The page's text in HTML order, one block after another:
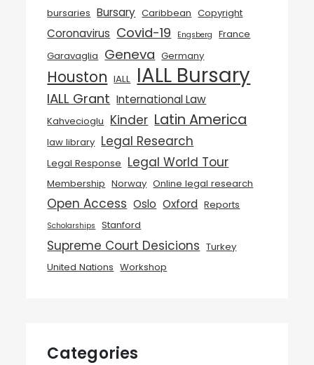
bursaries Bursary Caribbean Copyright
Coronavirus Covid-19 Engsberg
France
Garavaglia Geneva Germany
Houston IALL IALL Bursary
IALL Grant International Law
Kahvecioglu Kinder Latin America
law library Legal Research
Legal Response Legal World Tour
Membership Norway Online legal research
Open Access Oslo Oxford Reports
Scholarships Stanford
Supreme Court Desicions Turkey
United Nations Workshop
Categories